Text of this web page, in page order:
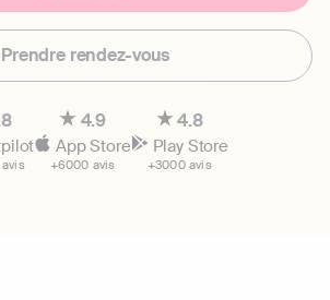
Prendre rendez-vous
4.9
App Store
+6000 avis
4.8
Play Store
+3000 avis